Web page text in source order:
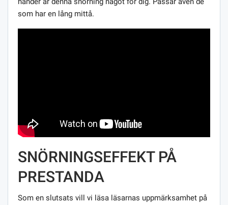
som har en lång mittå.
SNÖRNINGSEFFEKT PÅ
PRESTANDA
Som en slutsats vill vi läsa läsarnas uppmärksamhet på